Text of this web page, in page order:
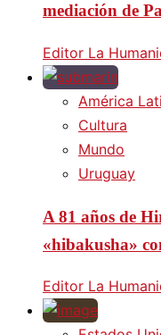
mediación de
Editor La
América
Cultura
Mundo
Uruguay
A 81 años de
«hibakusha»
Editor La